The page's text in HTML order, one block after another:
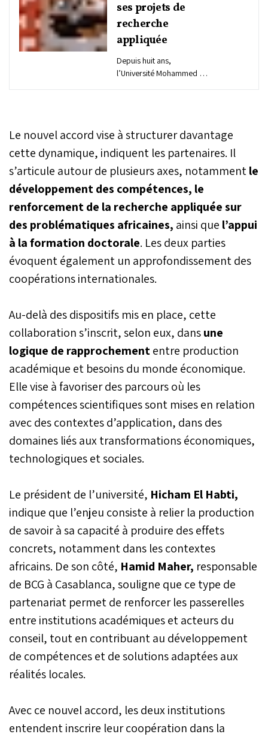
ses projets de
recherche
appliquée
Depuis huit ans,
l’Université Mohammed VI
activités de recherche et
d’enseignement. Plus de
trente boursiers ont
contribué à des travaux
couvrant plusieurs
disciplines, avec des
applications concrètes
dans des domaines
comme l’intelligence
artificielle, l’agriculture ou
la gestion de l’eau, en lien
avec des enjeux locaux.
Le nouvel accord vise à structurer davantage
cette dynamique, indiquent les partenaires. Il
s’articule autour de plusieurs axes, notammentle
développement des compétences, le
renforcement de la recherche appliquée sur
des problématiques africaines, ainsi que l’appui
à la formation doctorale. Les deux parties
évoquent également un approfondissement des
coopérations internationales.
Au-delà des dispositifs mis en place, cette
collaboration s’inscrit, selon eux, dansune
logique de rapprochemententre production
académique et besoins du monde économique.
Elle vise à favoriser des parcours où les
compétences scientifiques sont mises en relation
avec des contextes d’application, dans des
domaines liés aux transformations économiques,
technologiques et sociales.
Le président de l’université, Hicham El Habti,
indique que l’enjeu consiste à relier la production
de savoir à sa capacité à produire des effets
concrets, notamment dans les contextes
africains. De son côté, Hamid Maher, responsable
de BCG à Casablanca, souligne que ce type de
partenariat permet de renforcer les passerelles
entre institutions académiques et acteurs du
conseil, tout en contribuant au développement
de compétences et de solutions adaptées aux
réalités locales.
Avec ce nouvel accord, les deux institutions
entendent inscrire leur coopération dans la